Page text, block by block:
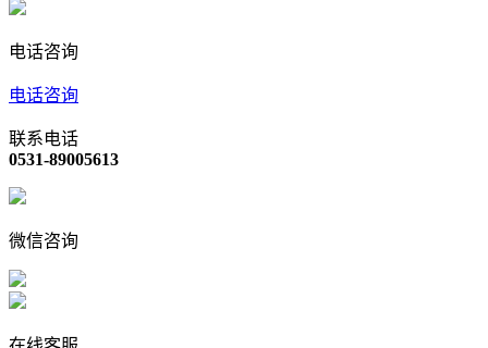
电话咨询
电话咨询
联系电话
0531-89005613
微信咨询